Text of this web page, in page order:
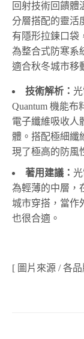
回射技術回饋體
分層搭配的靈活
有隱形拉鍊口袋
為整合式防寒系
適合秋冬城市移
技術解析：
Quantum 機能
電子纖維吸收人
體。搭配極細纖
現了極高的防風
著用建議：
為輕薄的中層，
城市穿搭，當作
也很合適。
[ 圖片來源 / 各